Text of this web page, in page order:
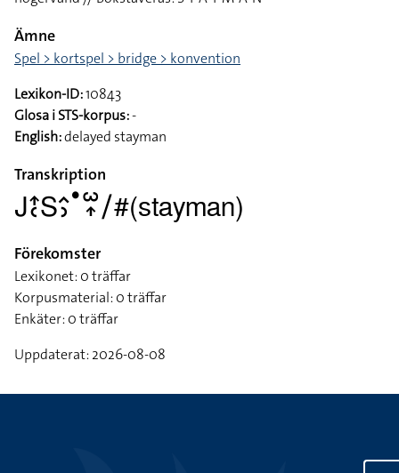
Ämne
Spel > kortspel > bridge > konvention
Lexikon-ID:10843
Glosa i STS-korpus:-
English:delayed stayman
Transkription
􌤢􌤴􌥗􌥅􌤵􌤶􌤟􌥱􌥾􌥠#(stayman)
Förekomster
Lexikonet: 0 träffar
Korpusmaterial: 0 träffar
Enkäter: 0 träffar
Uppdaterat: 2026-08-08